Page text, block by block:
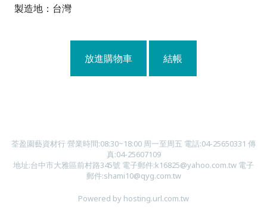
製造地：台灣
放進購物車 結帳
荃盈園藝資材行 營業時間:08:30~18:00 周一至周五 電話:04-25650331 傳
真:04-25607109
地址:台中市大雅區前村路345號 電子郵件:k16825@yahoo.com.tw 電子
郵件:shami10@qyg.com.tw
Powered by hosting.url.com.tw